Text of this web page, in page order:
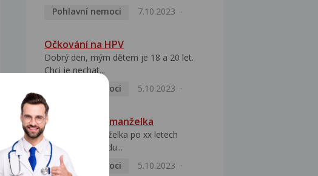
Pohlavní nemoci
7.10.2023
Očkování na HPV
Dobrý den, mým dětem je 18 a 20 let.
Chci je nechat...
Pohlavní nemoci
5.10.2023
HPV pozitivní manželka
Dobrý den, manželka po xx letech
přivezla z Východu...
Pohlavní nemoci
5.10.2023